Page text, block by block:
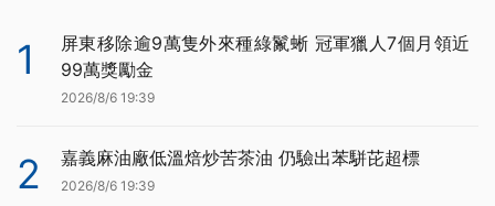
1
屏東移除逾9萬隻外來種綠鬣蜥 冠軍獵人7個月領近
99萬獎勵金
2026/8/6 19:39
2 嘉義麻油廠低溫焙炒苦茶油 仍驗出苯駢芘超標
2026/8/6 19:39